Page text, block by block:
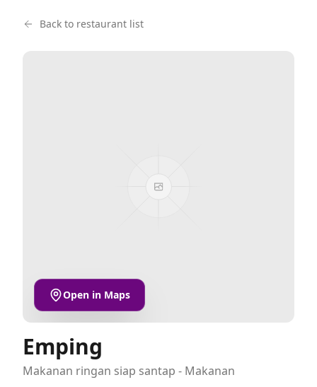
Back to restaurant list
Open in Maps
Emping
Makanan ringan siap santap - Makanan